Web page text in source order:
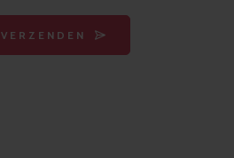
VERZENDEN